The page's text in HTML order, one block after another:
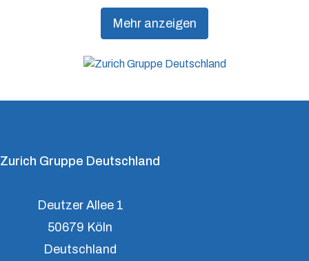
Mehr anzeigen
Präventionsdienstleistungen an, die über traditionelle
Versicherungsprodukte hinausgehen, um Kunden
Zurich Gruppe Deutschland
Deutzer Allee 1
50679 Köln
Deutschland